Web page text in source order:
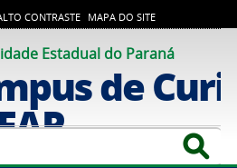
CONTRASTE MAPA DO SITE
Estadual do Paraná
de